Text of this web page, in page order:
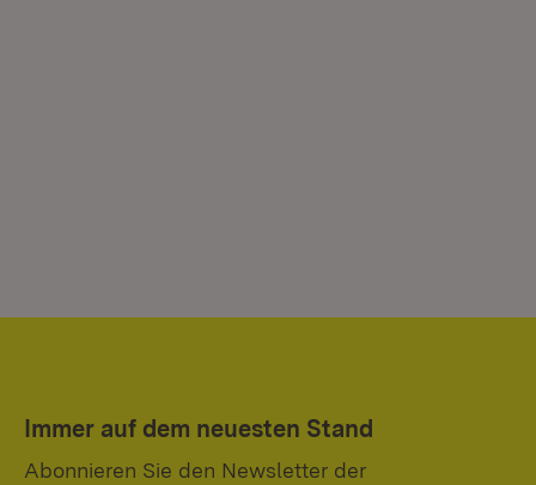
Immer auf dem neuesten Stand
Abonnieren Sie den Newsletter der